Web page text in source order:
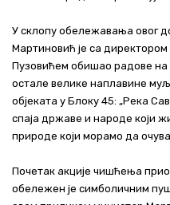
У склопу обележавања овог
Мартиновић је са директором
Пузовићем обишао радове
остале велике наплавине
објеката у Блоку 45: „Река
спаја државе и народе који
природе који морамо да
Почетак акције чишћења
обележен је симболичним